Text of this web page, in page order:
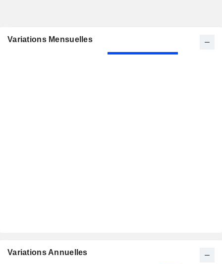
Variations Mensuelles
Variations Annuelles